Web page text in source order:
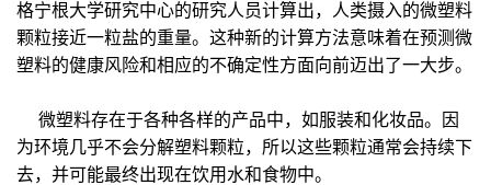
格宁根大学研究中心的研究人员计算出，人类摄入的微塑料
颗粒接近一粒盐的重量。这种新的计算方法意味着在预测微
塑料的健康风险和相应的不确定性方面向前迈出了一大步。
微塑料存在于各种各样的产品中，如服装和化妆品。因
为环境几乎不会分解塑料颗粒，所以这些颗粒通常会持续下
去，并可能最终出现在饮用水和食物中。